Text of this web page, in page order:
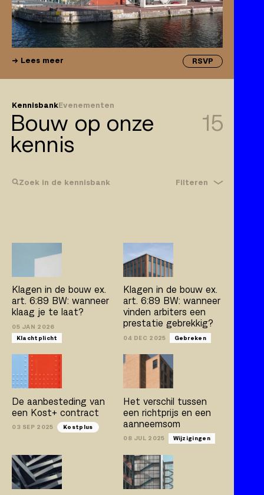
Lees meer RSVP
KennisbankEvenementen
Bouw op onze
kennis
15
Zoek in de kennisbank Filteren
GebrekenKlachtplicht Wijzigingen
KostplusUAV-GC 2005
ArtikelBoek
Arno Jacobs
Bert van der Zijpp
Hamza Atas
Klagen in de bouw ex.
art. 6:89 BW: wanneer
klaag je te laat?
05 JAN 2026
Klachtplicht
Klagen in de bouw ex.
art. 6:89 BW: wanneer
vinden arbiters een
prestatie gebrekkig?
04 DEC 2025 Gebreken
De aanbesteding van
een Kost+ contract
03 SEP 2025 Kostplus
Het verschil tussen
een richtprijs en een
aanneemsom
08 JUL 2025 Wijzigingen